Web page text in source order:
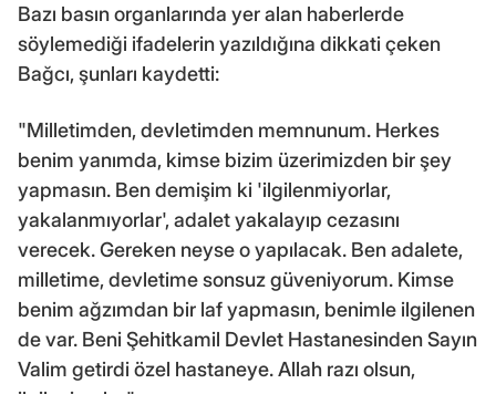
Bazı basın organlarında yer alan haberlerde
söylemediği ifadelerin yazıldığına dikkati çeken
Bağcı, şunları kaydetti:
"Milletimden, devletimden memnunum. Herkes
benim yanımda, kimse bizim üzerimizden bir şey
yapmasın. Ben demişim ki 'ilgilenmiyorlar,
yakalanmıyorlar', adalet yakalayıp cezasını
verecek. Gereken neyse o yapılacak. Ben adalete,
milletime, devletime sonsuz güveniyorum. Kimse
benim ağzımdan bir laf yapmasın, benimle ilgilenen
de var. Beni Şehitkamil Devlet Hastanesinden Sayın
Valim getirdi özel hastaneye. Allah razı olsun,